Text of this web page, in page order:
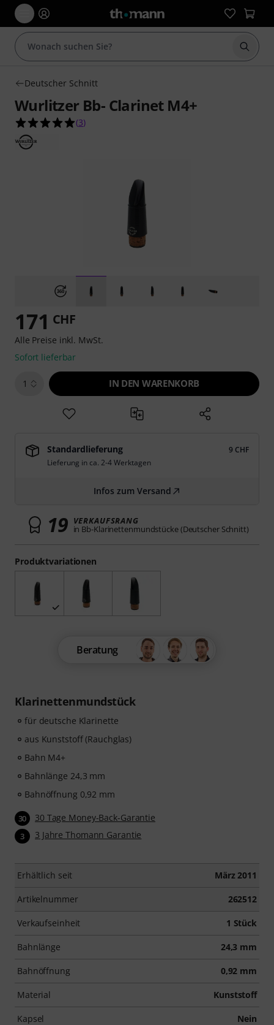
Suche
Deutscher Schnitt
Wurlitzer Bb- Clarinet M4+
5.0 von 5 Sternen aus 3 Kundenbewertungen
(3)
Klarinettenmundstück
für deutsche Klarinette
aus Kunststoff (Rauchglas)
Bahn M4+
Bahnlänge 24,3 mm
Bahnöffnung 0,92 mm
30 30 Tage Money-Back-Garantie
3 3 Jahre Thomann Garantie
Erhältlich seit März 2011
Artikelnummer 262512
Verkaufseinheit 1 Stück
Bahnlänge 24,3 mm
Bahnöffnung 0,92 mm
Material Kunststoff
Kapsel Nein
Produktvariationen
171 CHF
Alle Preise inkl. MwSt.
Sofort lieferbar
1 IN DEN WARENKORB
Standardlieferung
9 CHF
Lieferung in ca. 2-4 Werktagen
Infos zum Versand
19 VERKAUFSRANG
in Bb-Klarinettenmundstücke (Deutscher Schnitt)
Beratung